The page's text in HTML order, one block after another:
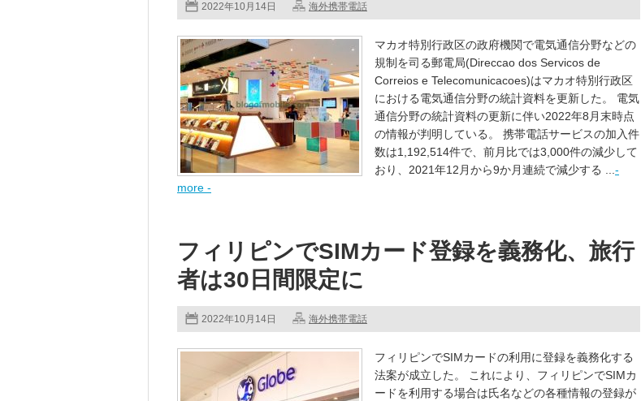
2022年10月14日 海外携帯電話
マカオ特別行政区の政府機関で電気通信分野などの
規制を司る郵電局(Direccao dos Servicos de
Correios e Telecomunicacoes)はマカオ特別行政区
における電気通信分野の統計資料を更新した。 電気
通信分野の統計資料の更新に伴い2022年8月末時点
の情報が判明している。 携帯電話サービスの加入件
数は1,192,514件で、前月比では3,000件の減少して
おり、2021年12月から9か月連続で減少する ... -
more -
フィリピンでSIMカード登録を義務化、旅行
者は30日間限定に
2022年10月14日 海外携帯電話
フィリピンでSIMカードの利用に登録を義務化する
法案が成立した。 これにより、フィリピンでSIMカ
ードを利用する場合は氏名などの各種情報の登録が